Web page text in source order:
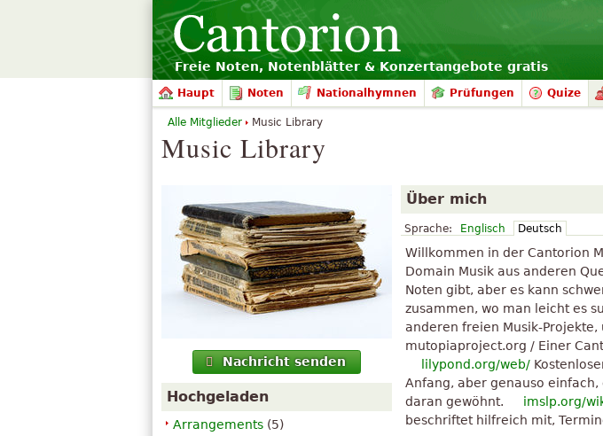
Freie Noten, Notenblätter & Konzertangebote gratis
Haupt Noten Nationalhymnen Prüfungen Quize
Music Library
Nachricht senden
Hochgeladen
Arrangements (5)
Über mich
Sprache: Englisch Deutsch
Willkommen in der Cantorion
Domain Musik aus anderen
Noten gibt, aber es kann
zusammen, wo man leicht es
anderen freien Musik-
mutopiaproject.org / Einer
lilypond.org/web/
Anfang, aber genauso
daran gewöhnt.
imslp.org/
beschriftet hilfreich mit,
Alle Mitglieder Music Library